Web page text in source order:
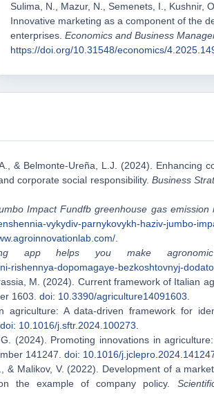
Sulima, N., Mazur, N., Semenets, I., Kushnir,
Innovative marketing as a component of the
enterprises.Economics and Business
https://doi.org/10.31548/economics/
& Belmonte-Ureña, L.J. (2024). Enhancing
corporate social responsibility. Business
Impact Fundfb greenhouse gas emission
vykydiv-parnykovykh-haziv-jumbo-
app helps you make agronomic
rishennya-dopomagaye-bezkoshtovnyj-
M. (2024). Current framework of Italian
1603. doi: 10.3390/agriculture14091603
agriculture: A data-driven framework for
doi: 10.1016/j.sftr.2024.100273
(2024). Promoting innovations in
141247. doi: 10.1016/
& Malikov, V. (2022). Development of a
the example of company policy.